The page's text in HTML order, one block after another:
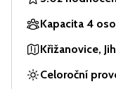
Kapacita 4
Křižanovice,
Celoroční